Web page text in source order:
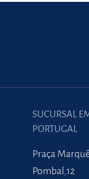
SUCURSAL
PORTUGAL
Praça
Pombal,12